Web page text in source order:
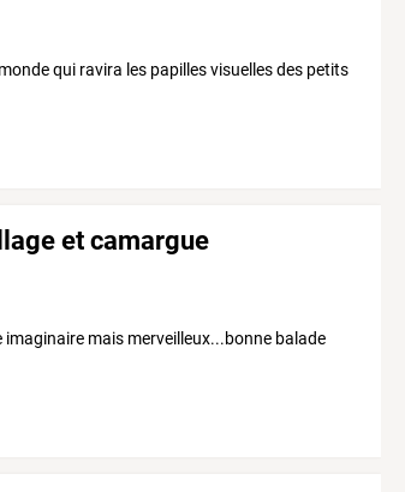
qui ravira les papilles visuelles des petits
et camargue
mais merveilleux...bonne balade